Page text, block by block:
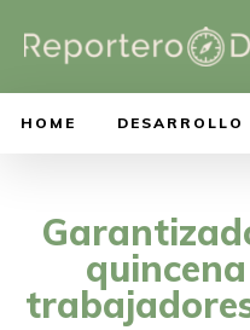
HOME DESARROLLO